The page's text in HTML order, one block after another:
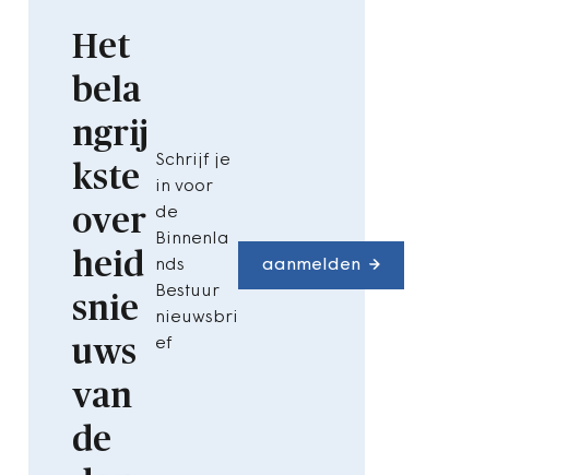
Het
bela
ngrij
kste
over
heid
snie
uws
van
de
Schrijf je
in voor
de
Binnenla
nds
Bestuur
nieuwsbri
ef
aanmelden